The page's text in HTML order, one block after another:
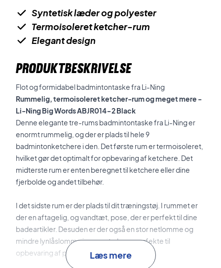
Syntetisk læder og polyester
Termoisoleret ketcher-rum
Elegant design
PRODUKTBESKRIVELSE
Flot og formidabel badmintontaske fra Li-Ning
Rummelig, termoisoleret ketcher-rum og meget mere -
Li-Ning Big Words ABJR014-2 Black
Denne elegante tre-rums badmintontaske fra Li-Ning er
enormt rummelig, og der er plads til hele 9
badmintonketchere i den. Det første rum er termoisoleret,
hvilket gør det optimalt for opbevaring af ketchere. Det
midterste rum er enten beregnet til ketchere eller dine
fjerbolde og andet tilbehør.
I det sidste rum er der plads til dit træningstøj. I rummet er
der en aftagelig, og vandtæt, pose, der er perfekt til dine
badeartikler. Desuden er der også en stor netlomme og
mindre lynlåslomme i rummet, der er perfekte til
opbevaring af personlige ejendele.
Læs mere